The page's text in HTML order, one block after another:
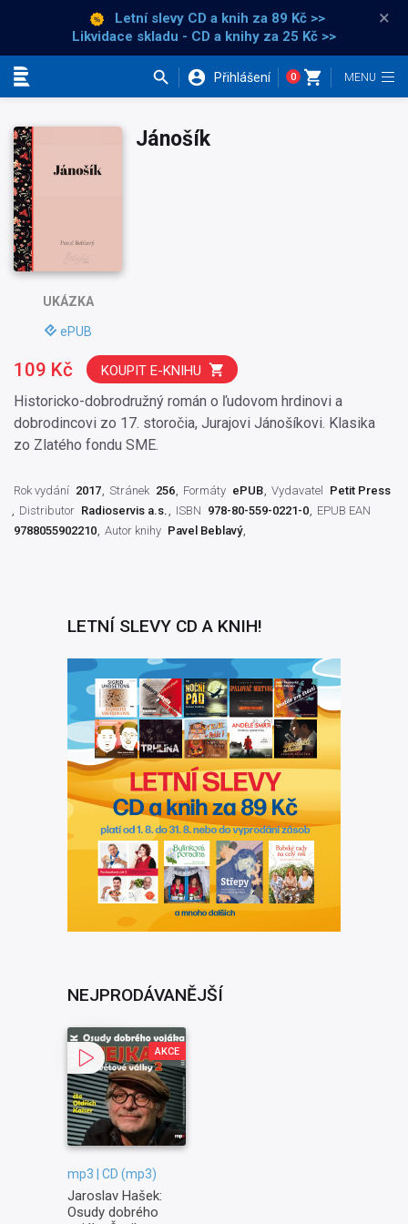
Letní slevy CD a knih za 89 Kč >>
Likvidace skladu - CD a knihy za 25 Kč >>
×
Přihlášení 0
UKÁZKA
ePUB
Jánošík
Historicko-dobrodružný román o ľudovom hrdinovi a
dobrodincovi zo 17. storočia, Jurajovi Jánošíkovi. Klasika
zo Zlatého fondu SME.
109 Kč KOUPIT E-KNIHU
Rok vydání 2017 Stránek 256 Formáty ePUB Vydavatel
Petit Press
Distributor Radioservis a.s. ISBN 978-80-559-0221-0
EPUB EAN
9788055902210 Autor knihy Pavel Beblavý
LETNÍ SLEVY CD A KNIH!
NEJPRODÁVANĚJŠÍ
AKCE
mp3 | CD (mp3)
Jaroslav Hašek:
Osudy dobrého